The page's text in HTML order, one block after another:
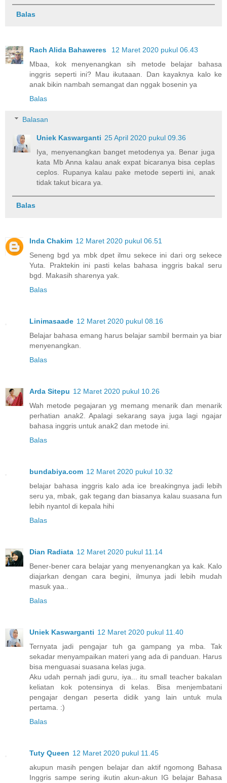
Balas
Rach Alida Bahaweres
12 Maret 2020 pukul 06.43
Mbaa, kok menyenangkan sih metode belajar bahasa
inggris seperti ini? Mau ikutaaan. Dan kayaknya kalo ke
anak bikin nambah semangat dan nggak bosenin ya
Balas
Balasan
Uniek Kaswarganti 25 April 2020 pukul 09.36
Iya, menyenangkan banget metodenya ya. Benar juga
kata Mb Anna kalau anak expat bicaranya bisa ceplas
ceplos. Rupanya kalau pake metode seperti ini, anak
tidak takut bicara ya.
Balas
Inda Chakim 12 Maret 2020 pukul 06.51
Seneng bgd ya mbk dpet ilmu sekece ini dari org sekece
Yuta. Praktekin ini pasti kelas bahasa inggris bakal seru
bgd. Makasih sharenya yak.
Balas
Linimasaade 12 Maret 2020 pukul 08.16
Belajar bahasa emang harus belajar sambil bermain ya biar
menyenangkan.
Balas
Arda Sitepu 12 Maret 2020 pukul 10.26
Wah metode pegajaran yg memang menarik dan menarik
perhatian anak2. Apalagi sekarang saya juga lagi ngajar
bahasa inggris untuk anak2 dan metode ini.
Balas
bundabiya.com 12 Maret 2020 pukul 10.32
belajar bahasa inggris kalo ada ice breakingnya jadi lebih
seru ya, mbak, gak tegang dan biasanya kalau suasana fun
lebih nyantol di kepala hihi
Balas
Dian Radiata 12 Maret 2020 pukul 11.14
Bener-bener cara belajar yang menyenangkan ya kak. Kalo
diajarkan dengan cara begini, ilmunya jadi lebih mudah
masuk yaa..
Balas
Uniek Kaswarganti 12 Maret 2020 pukul 11.40
Ternyata jadi pengajar tuh ga gampang ya mba. Tak
sekadar menyampaikan materi yang ada di panduan. Harus
bisa menguasai suasana kelas juga.
Aku udah pernah jadi guru, iya... itu small teacher bakalan
keliatan kok potensinya di kelas. Bisa menjembatani
pengajar dengan peserta didik yang lain untuk mula
pertama. :)
Balas
Tuty Queen 12 Maret 2020 pukul 11.45
akupun masih pengen belajar dan aktif ngomong Bahasa
Inggris sampe sering ikutin akun-akun IG belajar Bahasa